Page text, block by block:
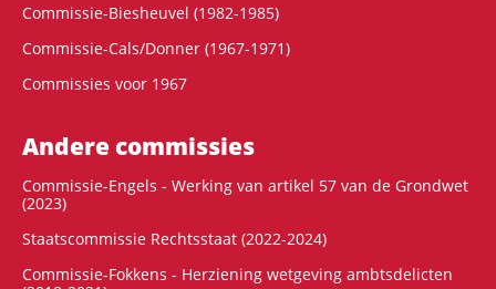
Commissie-Biesheuvel (1982-1985)
Commissie-Cals/Donner (1967-1971)
Commissies voor 1967
Andere commissies
Commissie-Engels - Werking van artikel 57 van de Grondwet
(2023)
Staatscommissie Rechtsstaat (2022-2024)
Commissie-Fokkens - Herziening wetgeving ambtsdelicten